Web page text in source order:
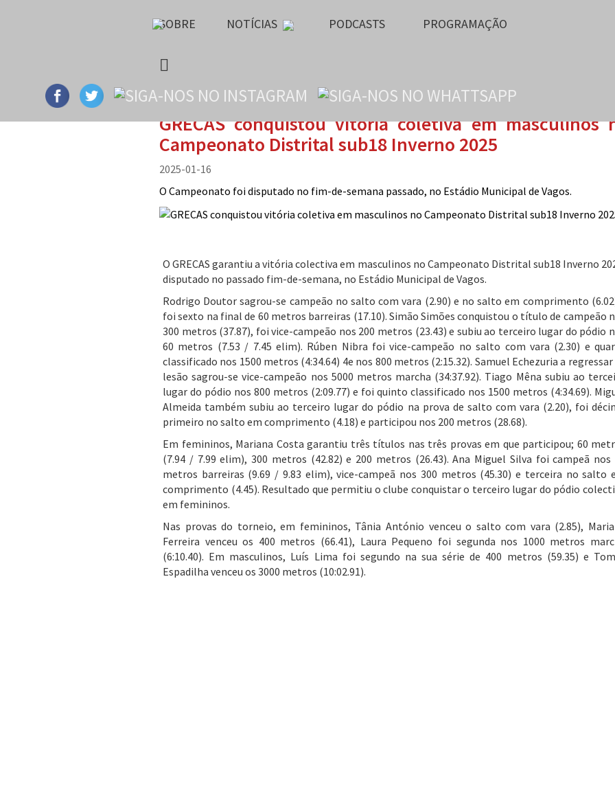
SOBRE NOTÍCIAS PODCASTS PROGRAMAÇÃO
GRECAS conquistou vitória coletiva em masculinos
Campeonato Distrital sub18 Inverno 2025
2025-01-16
O Campeonato foi disputado no fim-de-semana passado, no Estádio Municipal de Vagos.
O GRECAS garantiu a vitória colectiva em masculinos no Campeonato Distrital sub18 Inverno
disputado no passado fim-de-semana, no Estádio Municipal de Vagos.
Rodrigo Doutor sagrou-se campeão no salto com vara (2.90) e no salto em comprimento
foi sexto na final de 60 metros barreiras (17.10). Simão Simões conquistou o título de campeão
300 metros (37.87), foi vice-campeão nos 200 metros (23.43) e subiu ao terceiro lugar do pódio
60 metros (7.53 / 7.45 elim). Rúben Nibra foi vice-campeão no salto com vara (2.30) e
classificado nos 1500 metros (4:34.64) 4e nos 800 metros (2:15.32). Samuel Echezuria a regressar
lesão sagrou-se vice-campeão nos 5000 metros marcha (34:37.92). Tiago Mêna subiu ao
lugar do pódio nos 800 metros (2:09.77) e foi quinto classificado nos 1500 metros (4:34.69).
Almeida também subiu ao terceiro lugar do pódio na prova de salto com vara (2.20), foi
primeiro no salto em comprimento (4.18) e participou nos 200 metros (28.68).
Em femininos, Mariana Costa garantiu três títulos nas três provas em que participou; 60
(7.94 / 7.99 elim), 300 metros (42.82) e 200 metros (26.43). Ana Miguel Silva foi campeã nos
metros barreiras (9.69 / 9.83 elim), vice-campeã nos 300 metros (45.30) e terceira no salto
comprimento (4.45). Resultado que permitiu o clube conquistar o terceiro lugar do pódio
em femininos.
Nas provas do torneio, em femininos, Tânia António venceu o salto com vara (2.85),
Ferreira venceu os 400 metros (66.41), Laura Pequeno foi segunda nos 1000 metros
(6:10.40). Em masculinos, Luís Lima foi segundo na sua série de 400 metros (59.35) e
Espadilha venceu os 3000 metros (10:02.91).